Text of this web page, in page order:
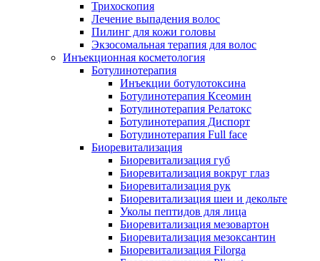
Трихоскопия
Лечение выпадения волос
Пилинг для кожи головы
Экзосомальная терапия для волос
Инъекционная косметология
Ботулинотерапия
Инъекции ботулотоксина
Ботулинотерапия Ксеомин
Ботулинотерапия Релатокс
Ботулинотерапия Диспорт
Ботулинотерапия Full face
Биоревитализация
Биоревитализация губ
Биоревитализация вокруг глаз
Биоревитализация рук
Биоревитализация шеи и декольте
Уколы пептидов для лица
Биоревитализация мезовартон
Биоревитализация мезоксантин
Биоревитализация Filorga